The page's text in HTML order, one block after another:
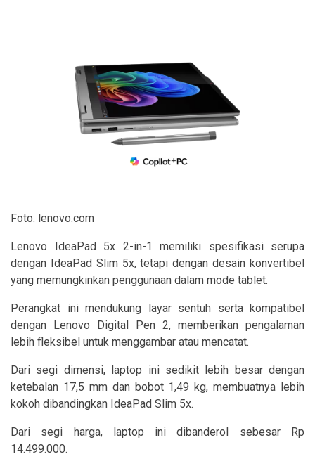
Foto: lenovo.com
Lenovo IdeaPad 5x 2-in-1 memiliki spesifikasi serupa
dengan IdeaPad Slim 5x, tetapi dengan desain konvertibel
yang memungkinkan penggunaan dalam mode tablet.
Perangkat ini mendukung layar sentuh serta kompatibel
dengan Lenovo Digital Pen 2, memberikan pengalaman
lebih fleksibel untuk menggambar atau mencatat.
Dari segi dimensi, laptop ini sedikit lebih besar dengan
ketebalan 17,5 mm dan bobot 1,49 kg, membuatnya lebih
kokoh dibandingkan IdeaPad Slim 5x.
Dari segi harga, laptop ini dibanderol sebesar Rp
14.499.000.